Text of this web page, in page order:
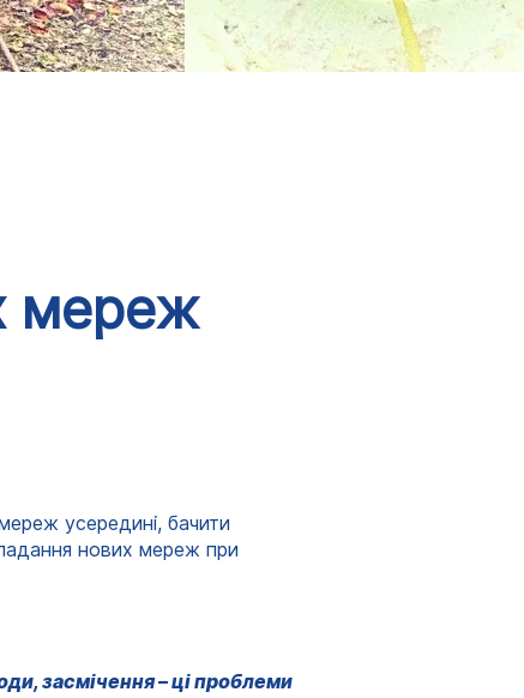
мереж
усередині, бачити
нових мереж при
засмічення – ці проблеми